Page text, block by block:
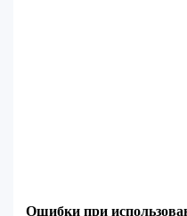
Ошибки при